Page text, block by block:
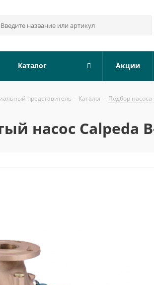
Каталог Акции
представитель - Каталог - Подбор насоса
насос Calpeda